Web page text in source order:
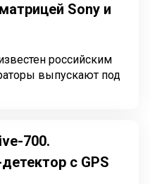
Sony и
российским
выпускают под
700.
с GPS